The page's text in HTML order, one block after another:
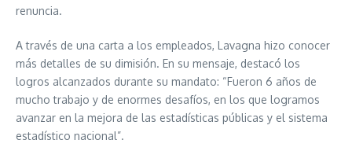
renuncia.
A través de una carta a los empleados, Lavagna hizo conocer
más detalles de su dimisión. En su mensaje, destacó los
logros alcanzados durante su mandato: “Fueron 6 años de
mucho trabajo y de enormes desafíos, en los que logramos
avanzar en la mejora de las estadísticas públicas y el sistema
estadístico nacional”.